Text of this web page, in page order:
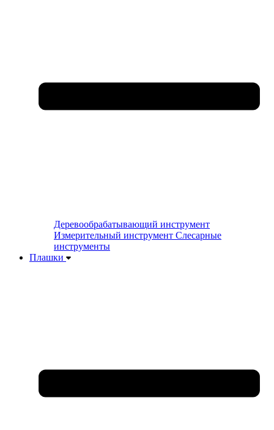
Деревообрабатывающий инструмент
Измерительный инструмент Слесарные
инструменты
Плашки